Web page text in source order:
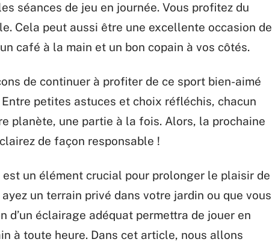
séances de jeu en journée. Vous profitez du
Cela peut aussi être une excellente occasion de
café à la main et un bon copain à vos côtés.
de continuer à profiter de ce sport bien-aimé
petites astuces et choix réfléchis, chacun
planète, une partie à la fois. Alors, la prochaine
de façon responsable !
est un élément crucial pour prolonger le plaisir de
un terrain privé dans votre jardin ou que vous
d’un éclairage adéquat permettra de jouer en
à toute heure. Dans cet article, nous allons